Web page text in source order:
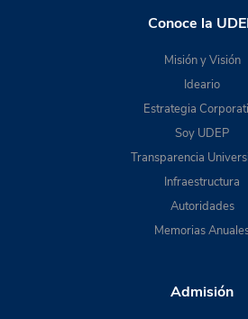
Conoce la
Misión y Visión
Ideario
Estrategia
Soy UDEP
Transparencia
Infraestructura
Autoridades
Memorias
Admisión